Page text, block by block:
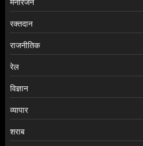
रक्तदान
राजनीतिक
रेल
विज्ञान
व्यापार
शराब